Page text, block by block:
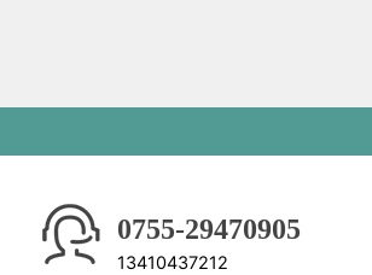
0755-29470905
13410437212